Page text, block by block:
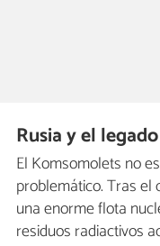
Rusia y el
El Komsomolets no
problemático. Tras el
una enorme flota
residuos radiactivos